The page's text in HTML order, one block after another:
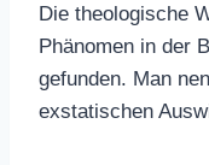
Die theologische
Phänomen in der
gefunden. Man
exstatischen